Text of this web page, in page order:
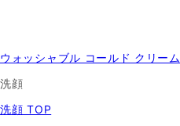
ウォッシャブル コールド クリーム
洗顔
洗顔 TOP